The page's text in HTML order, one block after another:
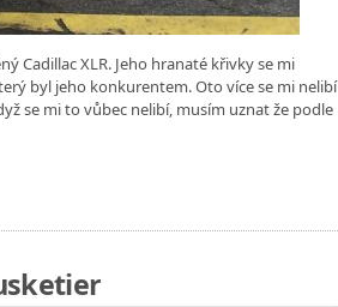
Cadillac XLR. Jeho hranaté křivky se mi
byl jeho konkurentem. Oto více se mi nelibí
se mi to vůbec nelibí, musím uznat že podle